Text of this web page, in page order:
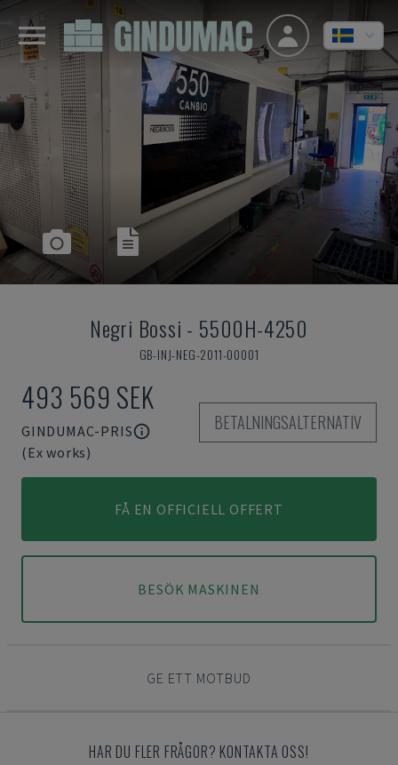
Negri Bossi - 5500H-4250
GB-INJ-NEG-2011-00001
493 569 SEK
GINDUMAC-PRIS
(Ex works)
BETALNINGSALTERNATIV
FÅ EN OFFICIELL OFFERT
BESÖK MASKINEN
GE ETT MOTBUD
HAR DU FLER FRÅGOR? KONTAKTA OSS!